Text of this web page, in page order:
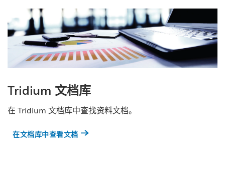
Tridium 文档库
在 Tridium 文档库中查找资料文档。
在文档库中查看文档